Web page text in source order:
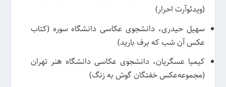
(ویدئوآرت احرار)
سهیل حیدری، دانشجوی عکاسی دانشگاه سوره (کتاب
عکس آن شب که برف بارید)
کیمیا عسگریان، دانشجوی عکاسی دانشگاه هنر تهران
(مجموعه‌عکس خفتگان گوش به‌ زنگ)